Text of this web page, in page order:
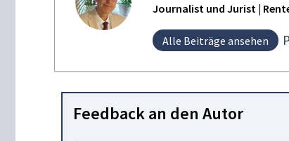
Journalist und Jurist |
Alle Beiträge ansehen
Feedback an den Autor